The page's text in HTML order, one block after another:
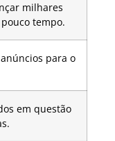
milhares
tempo.
para o
em questão